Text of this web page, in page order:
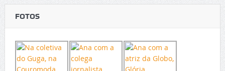
FOTOS